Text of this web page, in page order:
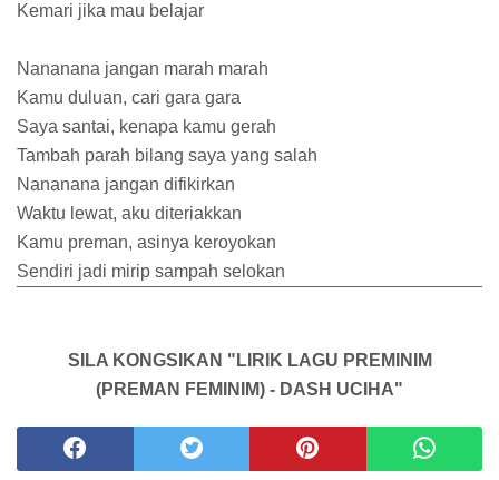
Kemari jika mau belajar
Nananana jangan marah marah
Kamu duluan, cari gara gara
Saya santai, kenapa kamu gerah
Tambah parah bilang saya yang salah
Nananana jangan difikirkan
Waktu lewat, aku diteriakkan
Kamu preman, asinya keroyokan
Sendiri jadi mirip sampah selokan
SILA KONGSIKAN "LIRIK LAGU PREMINIM
(PREMAN FEMINIM) - DASH UCIHA"